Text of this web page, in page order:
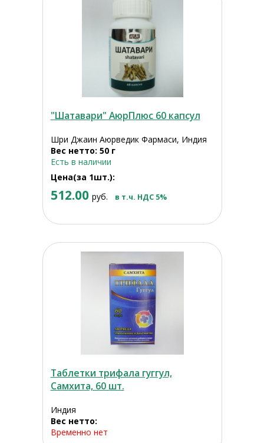
"Шатавари" АюрПлюс 60 капсул
Шри Джаин Аюрведик Фармаси, Индия
Вес нетто: 50 г
Есть в наличии
Цена(за 1шт.):
512.00 руб. в т.ч. НДС 5%
Таблетки трифала гуггул,
Самхита, 60 шт.
Индия
Вес нетто:
Временно нет